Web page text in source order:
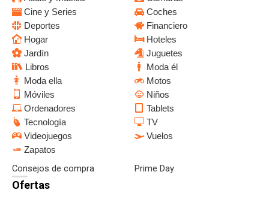
Cine y Series
Coches
Deportes
Financiero
Hogar
Hoteles
Jardín
Juguetes
Libros
Moda él
Moda ella
Motos
Móviles
Niños
Ordenadores
Tablets
Tecnología
TV
Videojuegos
Vuelos
Zapatos
Consejos de compra Prime Day
Ofertas